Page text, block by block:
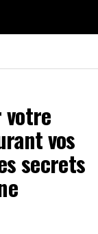
votre
vos
secrets